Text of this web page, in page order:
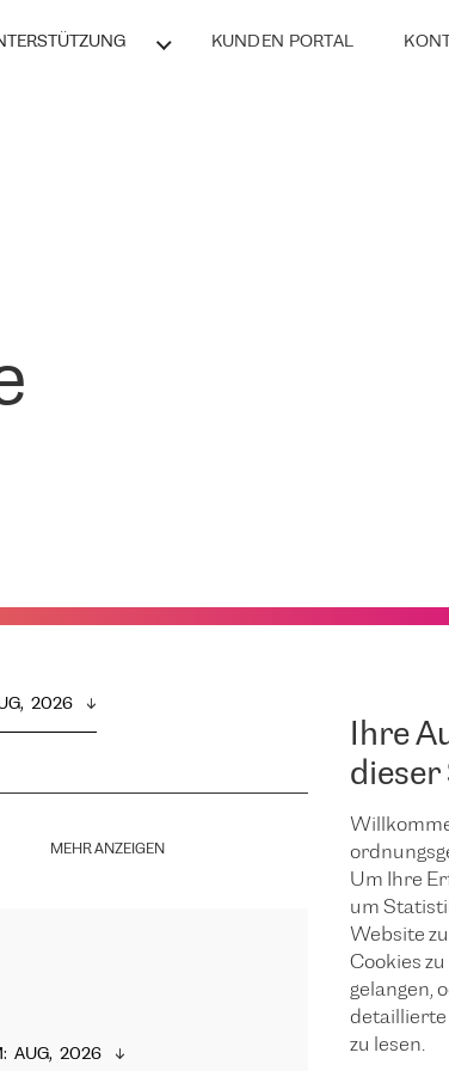
KUNDEN PORTAL
Ihre
dieser
Um Ihre
um
Website
Cookies
gelangen,
zu lesen.
2026
MEHR ANZEIGEN
: AUG,  2026